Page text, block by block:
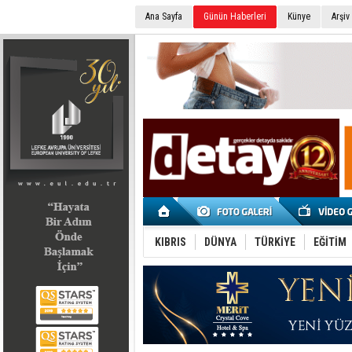
Ana Sayfa Günün Haberleri Künye Arşiv
KIBRIS DÜNYA TÜRKİYE EĞİTİM